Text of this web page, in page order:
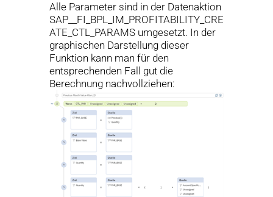
Alle Parameter sind in der Datenaktion
SAP__FI_BPL_IM_PROFITABILITY_CRE
ATE_CTL_PARAMS umgesetzt. In der
graphischen Darstellung dieser
Funktion kann man für den
entsprechenden Fall gut die
Berechnung nachvollziehen: